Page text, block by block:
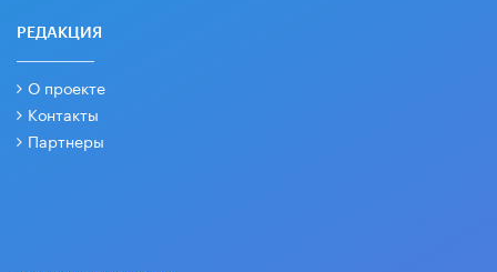
РЕДАКЦИЯ
О проекте
Контакты
Партнеры